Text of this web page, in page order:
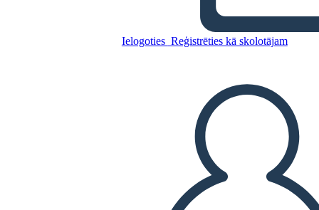
Ielogoties Reģistrēties kā skolotājam
דיאגרמה מגרש אלף שמשות
זוהרות
Kopējiet šo stāstu tabulu
IZVEIDOT STĀSTU SHĒMU
ATSKAŅOT SLAIDRĀDI
IZLASI MAN